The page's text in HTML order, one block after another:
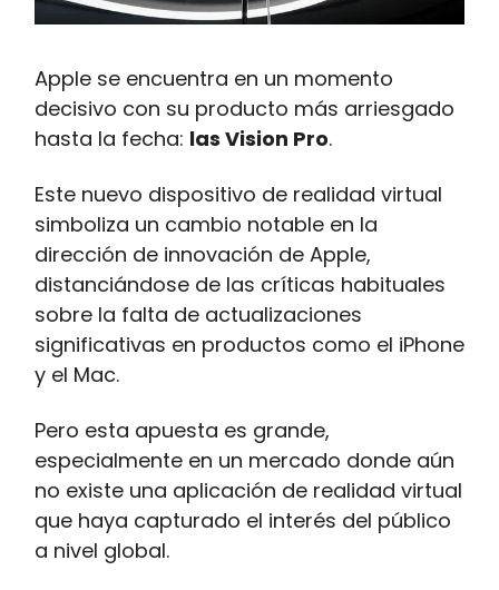
Apple se encuentra en un momento
decisivo con su producto más arriesgado
hasta la fecha: las Vision Pro.
Este nuevo dispositivo de realidad virtual
simboliza un cambio notable en la
dirección de innovación de Apple,
distanciándose de las críticas habituales
sobre la falta de actualizaciones
significativas en productos como el iPhone
y el Mac.
Pero esta apuesta es grande,
especialmente en un mercado donde aún
no existe una aplicación de realidad virtual
que haya capturado el interés del público
a nivel global.